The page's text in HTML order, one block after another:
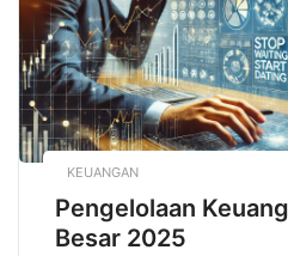
KEUANGAN
Pengelolaan
Besar 2025